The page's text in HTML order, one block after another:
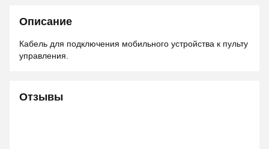
Описание
Кабель для подключения мобильного устройства к пульту
управления.
Отзывы